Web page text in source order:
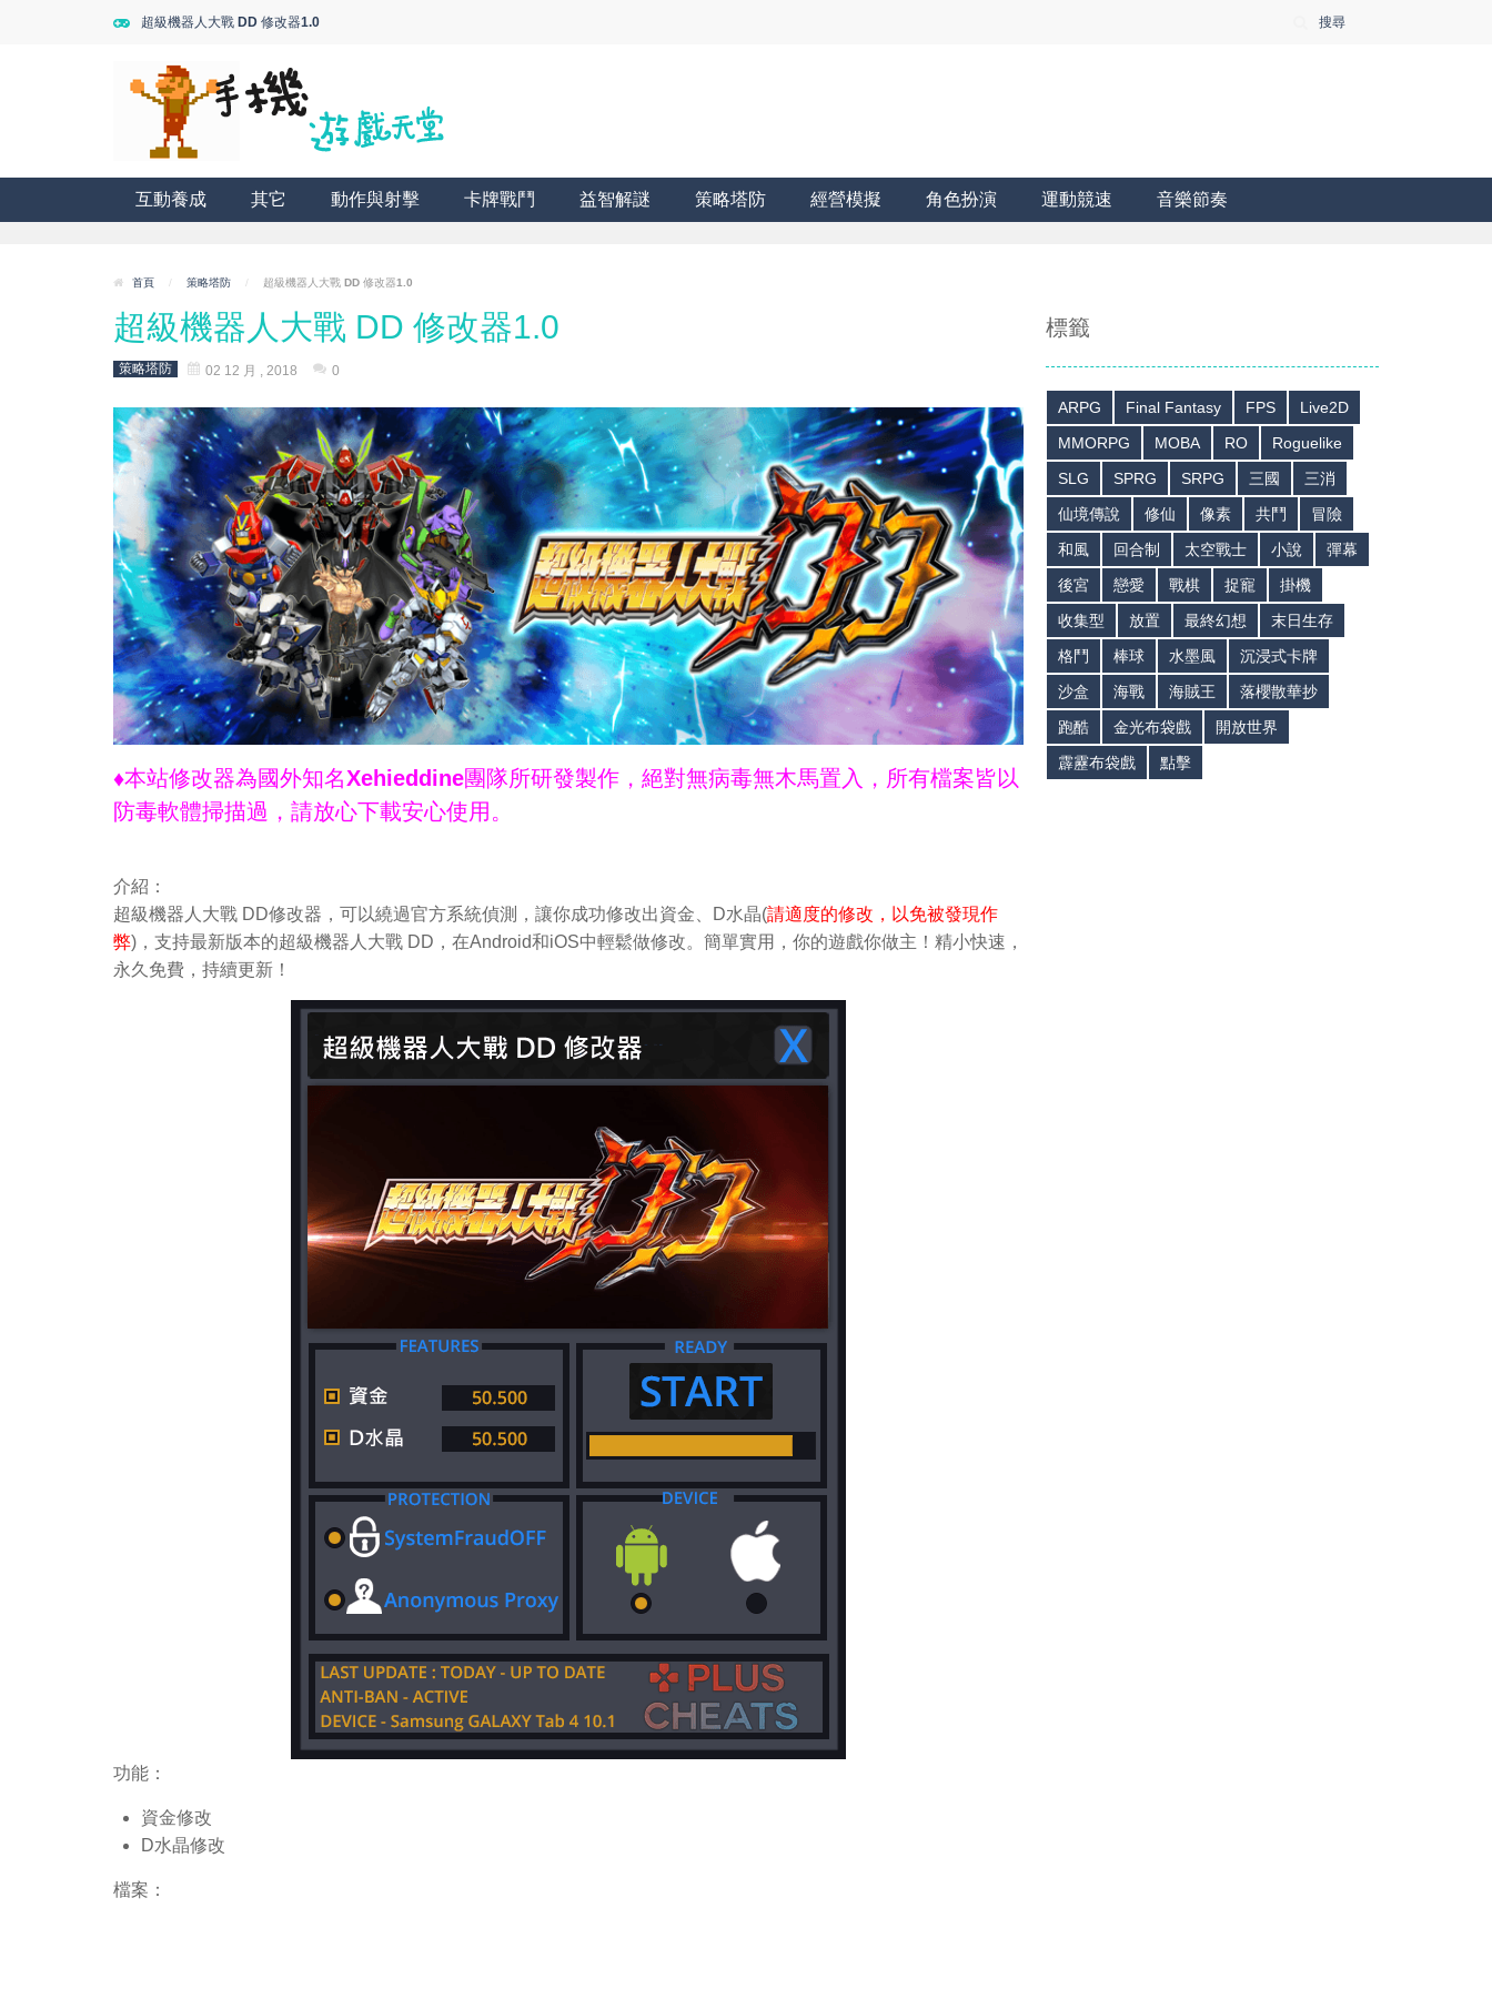
超級機器人大戰 DD 修改器1.0 搜尋
互動養成 其它 動作與射擊 卡牌戰鬥 益智解謎 策略塔防 經營模擬 角色扮演 運動競速 音樂節奏
首頁 / 策略塔防 / 超級機器人大戰 DD 修改器1.0
超級機器人大戰 DD 修改器1.0
策略塔防 02 12 月 , 2018 0
♦本站修改器為國外知名Xehieddine團隊所研發製作，絕對無病毒無木馬置入，所有檔案皆以
防毒軟體掃描過，請放心下載安心使用。
介紹：
超級機器人大戰 DD修改器，可以繞過官方系統偵測，讓你成功修改出資金、D水晶(請適度的修改，以免被發現作
弊)，支持最新版本的超級機器人大戰 DD，在Android和iOS中輕鬆做修改。簡單實用，你的遊戲你做主！精小快速，
永久免費，持續更新！
功能：
資金修改
D水晶修改
檔案：
標籤
ARPG Final Fantasy FPS
Live2D
MMORPG
MOBA RO
Roguelike
SLG
SPRG SRPG 三國
三消
仙境傳說
修仙 像素 共鬥
冒險
和風
回合制 太空戰士 小說
彈幕
後宮
戀愛 戰棋 捉寵
掛機
收集型
放置 最終幻想
末日生存
格鬥
棒球 水墨風
沉浸式卡牌
沙盒
海戰 海賊王
落櫻散華抄
跑酷
金光布袋戲
開放世界
霹靂布袋戲
點擊